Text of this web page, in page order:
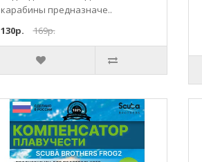
карабины предназначе..
130р.
169р.